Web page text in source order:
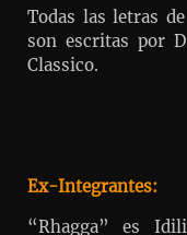
Todas las letras
son escritas por
Classico.
Ex-Integrantes:
“Rhagga” es